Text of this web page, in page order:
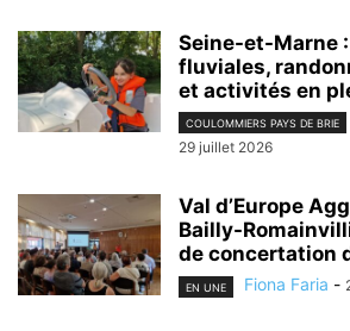
Seine-et-Marne
fluviales,
et activités en
COULOMMIERS PAYS DE BRIE
29 juillet 2026
Val d’Europe
Bailly-
de concertation
EN UNE Fiona Faria -